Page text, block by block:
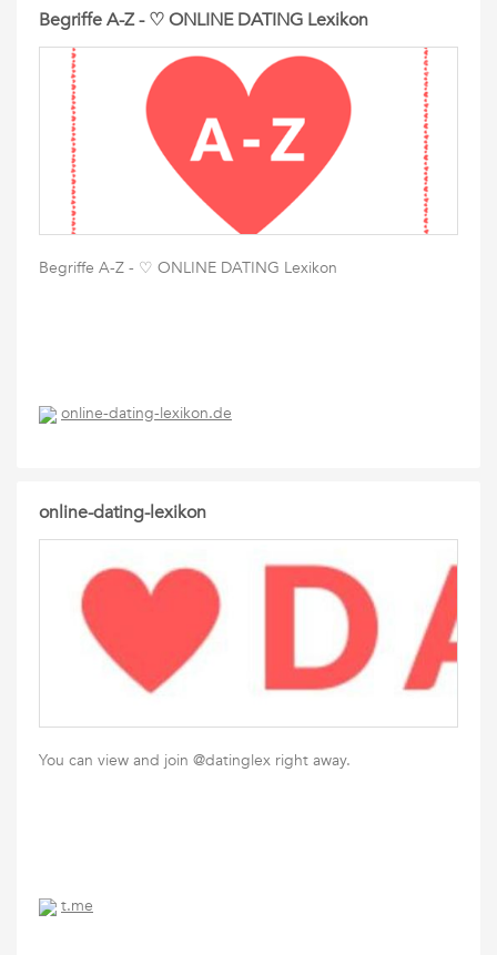
Begriffe A-Z - ♡ ONLINE DATING Lexikon
Begriffe A-Z - ♡ ONLINE DATING Lexikon
online-dating-lexikon.de
online-dating-lexikon
You can view and join @datinglex right away.
t.me